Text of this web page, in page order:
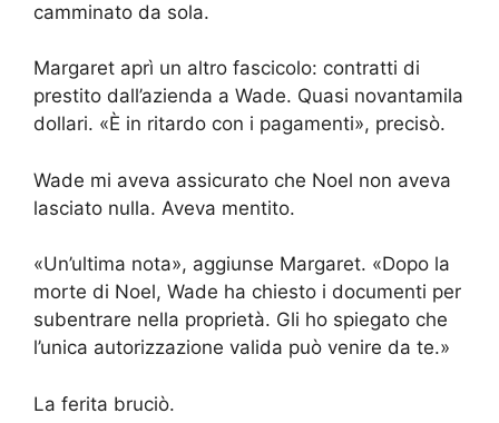
camminato da sola.
Margaret aprì un altro fascicolo: contratti di
prestito dall’azienda a Wade. Quasi novantamila
dollari. «È in ritardo con i pagamenti», precisò.
Wade mi aveva assicurato che Noel non aveva
lasciato nulla. Aveva mentito.
«Un’ultima nota», aggiunse Margaret. «Dopo la
morte di Noel, Wade ha chiesto i documenti per
subentrare nella proprietà. Gli ho spiegato che
l’unica autorizzazione valida può venire da te.»
La ferita bruciò.